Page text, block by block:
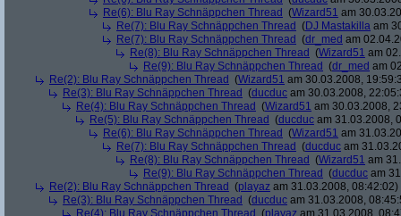
Re(6): Blu Ray Schnäppchen Thread (Wizard51 am
Re(7): Blu Ray Schnäppchen Thread (DJ Mastakilla am
Re(7): Blu Ray Schnäppchen Thread (dr_med am
Re(8): Blu Ray Schnäppchen Thread (Wizard51 am
Re(9): Blu Ray Schnäppchen Thread (dr_med am
Re(2): Blu Ray Schnäppchen Thread (Wizard51 am 30.03.2008,
Re(3): Blu Ray Schnäppchen Thread (ducduc am 30.03.2008,
Re(4): Blu Ray Schnäppchen Thread (Wizard51 am 30.03.2008,
Re(5): Blu Ray Schnäppchen Thread (ducduc am 31.03.2008,
Re(6): Blu Ray Schnäppchen Thread (Wizard51 am
Re(7): Blu Ray Schnäppchen Thread (ducduc am
Re(8): Blu Ray Schnäppchen Thread (Wizard51 am
Re(9): Blu Ray Schnäppchen Thread (ducduc am
Re(2): Blu Ray Schnäppchen Thread (playaz am 31.03.2008, 08:42:02)
Re(3): Blu Ray Schnäppchen Thread (ducduc am 31.03.2008,
Re(4): Blu Ray Schnäppchen Thread (playaz am 31.03.2008,